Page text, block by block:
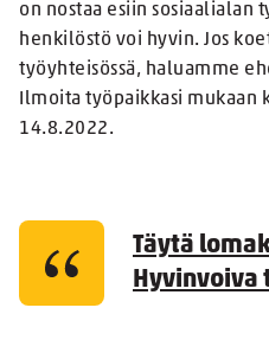
on nostaa esiin sosiaalialan
henkilöstö voi hyvin. Jos
työyhteisössä, haluamme
Ilmoita työpaikkasi
14.8.2022.
Täytä